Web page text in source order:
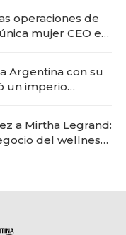
operaciones de
mujer CEO en
Argentina con su
un imperio
a Mirtha Legrand:
del wellness